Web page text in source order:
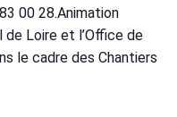
00 28.Animation
de Loire et l’Office de
le cadre des Chantiers